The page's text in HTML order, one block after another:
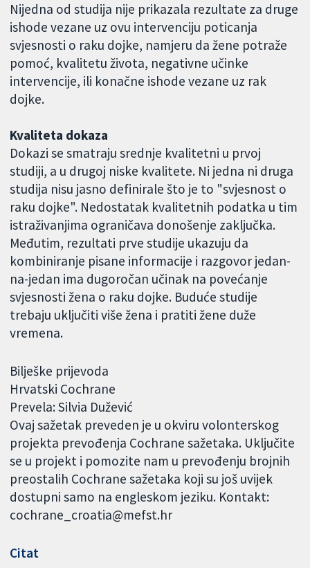
Nijedna od studija nije prikazala rezultate za druge
ishode vezane uz ovu intervenciju poticanja
svjesnosti o raku dojke, namjeru da žene potraže
pomoć, kvalitetu života, negativne učinke
intervencije, ili konačne ishode vezane uz rak
dojke.
Kvaliteta dokaza
Dokazi se smatraju srednje kvalitetni u prvoj
studiji, a u drugoj niske kvalitete. Ni jedna ni druga
studija nisu jasno definirale što je to "svjesnost o
raku dojke". Nedostatak kvalitetnih podatka u tim
istraživanjima ograničava donošenje zaključka.
Međutim, rezultati prve studije ukazuju da
kombiniranje pisane informacije i razgovor jedan-
na-jedan ima dugoročan učinak na povećanje
svjesnosti žena o raku dojke. Buduće studije
trebaju uključiti više žena i pratiti žene duže
vremena.
Bilješke prijevoda
Hrvatski Cochrane
Prevela: Silvia Dužević
Ovaj sažetak preveden je u okviru volonterskog
projekta prevođenja Cochrane sažetaka. Uključite
se u projekt i pomozite nam u prevođenju brojnih
preostalih Cochrane sažetaka koji su još uvijek
dostupni samo na engleskom jeziku. Kontakt:
cochrane_croatia@mefst.hr
Citat